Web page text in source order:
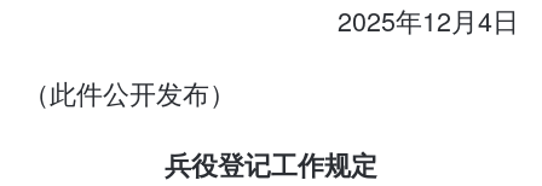
2025年12月4日
（此件公开发布）
兵役登记工作规定